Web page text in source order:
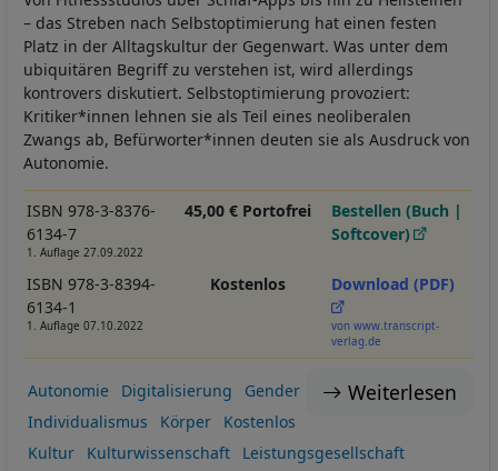
– das Streben nach Selbstoptimierung hat einen festen
Platz in der Alltagskultur der Gegenwart. Was unter dem
ubiquitären Begriff zu verstehen ist, wird allerdings
kontrovers diskutiert. Selbstoptimierung provoziert:
Kritiker*innen lehnen sie als Teil eines neoliberalen
Zwangs ab, Befürworter*innen deuten sie als Ausdruck von
Autonomie.
ISBN 978-3-8376-
6134-7
1. Auflage 27.09.2022
45,00 € Portofrei
Bestellen (Buch |
Softcover)
ISBN 978-3-8394-
6134-1
1. Auflage 07.10.2022
Kostenlos Download (PDF)
von www.transcript-
verlag.de
Weiterlesen
Autonomie Digitalisierung
Gender
Individualismus
Körper
Kostenlos
Kultur
Kulturwissenschaft
Leistungsgesellschaft